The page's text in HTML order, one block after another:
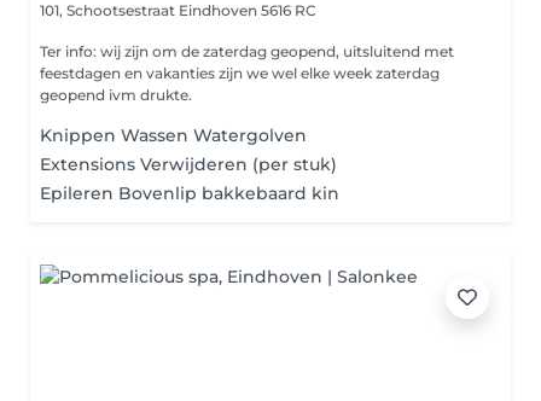
101, Schootsestraat Eindhoven 5616 RC
Ter info: wij zijn om de zaterdag geopend, uitsluitend met
feestdagen en vakanties zijn we wel elke week zaterdag
geopend ivm drukte.
Knippen Wassen Watergolven
Extensions Verwijderen (per stuk)
Epileren Bovenlip bakkebaard kin